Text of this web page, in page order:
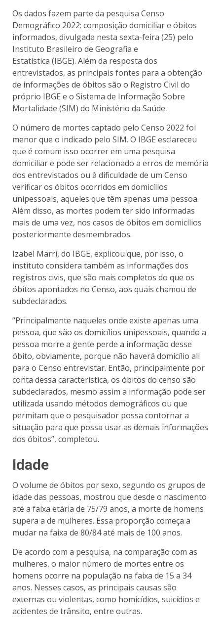
Os dados fazem parte da pesquisa Censo
Demográfico 2022: composição domiciliar e óbitos
informados, divulgada nesta sexta-feira (25) pelo
Instituto Brasileiro de Geografia e
Estatística (IBGE). Além da resposta dos
entrevistados, as principais fontes para a obtenção
de informações de óbitos são o Registro Civil do
próprio IBGE e o Sistema de Informação Sobre
Mortalidade (SIM) do Ministério da Saúde.
O número de mortes captado pelo Censo 2022 foi
menor que o indicado pelo SIM. O IBGE esclareceu
que é comum isso ocorrer em uma pesquisa
domiciliar e pode ser relacionado a erros de memória
dos entrevistados ou à dificuldade de um Censo
verificar os óbitos ocorridos em domicílios
unipessoais, aqueles que têm apenas uma pessoa.
Além disso, as mortes podem ter sido informadas
mais de uma vez, nos casos de óbitos em domicílios
posteriormente desmembrados.
Izabel Marri, do IBGE, explicou que, por isso, o
instituto considera também as informações dos
registros civis, que são mais completos do que os
óbitos apontados no Censo, aos quais chamou de
subdeclarados.
“Principalmente naqueles onde existe apenas uma
pessoa, que são os domicílios unipessoais, quando a
pessoa morre a gente perde a informação desse
óbito, obviamente, porque não haverá domicílio ali
para o Censo entrevistar. Então, principalmente por
conta dessa característica, os óbitos do censo são
subdeclarados, mesmo assim a informação pode ser
utilizada usando métodos demográficos ou que
permitam que o pesquisador possa contornar a
situação para que possa usar as demais informações
dos óbitos”, completou.
Idade
O volume de óbitos por sexo, segundo os grupos de
idade das pessoas, mostrou que desde o nascimento
até a faixa etária de 75/79 anos, a morte de homens
supera a de mulheres. Essa proporção começa a
mudar na faixa de 80/84 até mais de 100 anos.
De acordo com a pesquisa, na comparação com as
mulheres, o maior número de mortes entre os
homens ocorre na população na faixa de 15 a 34
anos. Nesses casos, as principais causas são
externas ou violentas, como homicídios, suicídios e
acidentes de trânsito, entre outras.